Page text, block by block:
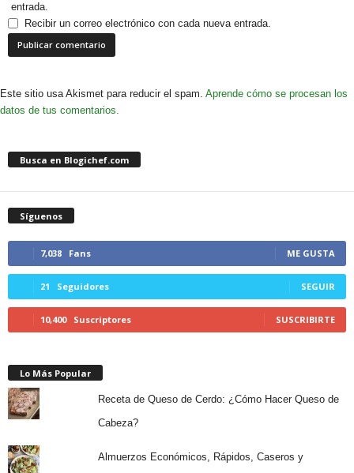
entrada.
Recibir un correo electrónico con cada nueva entrada.
Este sitio usa Akismet para reducir el spam. Aprende cómo se procesan los
datos de tus comentarios.
Busca en Blogichef.com
Síguenos
7,038 Fans ME GUSTA
21 Seguidores SEGUIR
10,400 Suscriptores SUSCRIBIRTE
Lo Más Popular
Receta de Queso de Cerdo: ¿Cómo Hacer Queso de
Cabeza?
Almuerzos Económicos, Rápidos, Caseros y